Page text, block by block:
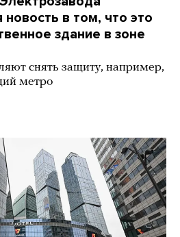
в том, что это
здание в зоне
снять защиту, например,
метро